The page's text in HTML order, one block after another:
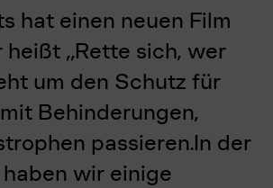
hat einen neuen Film
heißt „Rette sich, wer
um den Schutz für
Behinderungen,
passieren.In der
wir einige